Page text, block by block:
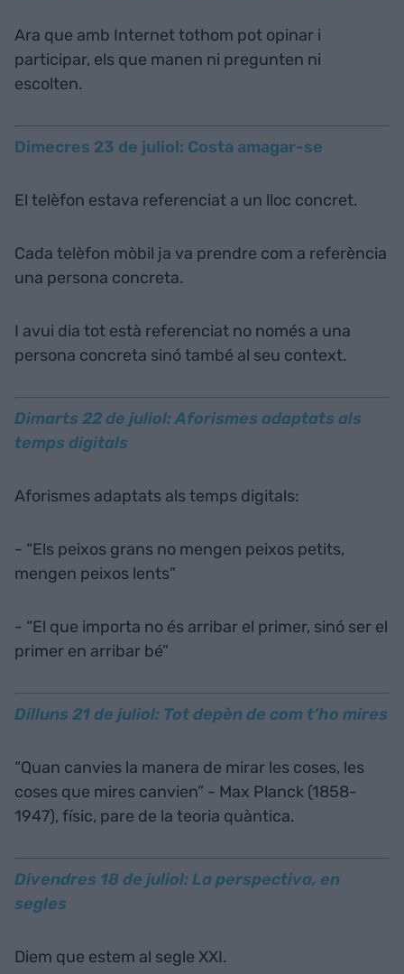
Ara que amb Internet tothom pot opinar i
participar, els que manen ni pregunten ni
escolten.
Dimecres 23 de juliol: Costa amagar-se
El telèfon estava referenciat a un lloc concret.
Cada telèfon mòbil ja va prendre com a referència
una persona concreta.
I avui dia tot està referenciat no només a una
persona concreta sinó també al seu context.
Dimarts 22 de juliol: Aforismes adaptats als
temps digitals
Aforismes adaptats als temps digitals:
- “Els peixos grans no mengen peixos petits,
mengen peixos lents”
- “El que importa no és arribar el primer, sinó ser el
primer en arribar bé”
Dilluns 21 de juliol: Tot depèn de com t’ho mires
“Quan canvies la manera de mirar les coses, les
coses que mires canvien” - Max Planck (1858-
1947), físic, pare de la teoria quàntica.
Divendres 18 de juliol: La perspectiva, en
segles
Diem que estem al segle XXI.